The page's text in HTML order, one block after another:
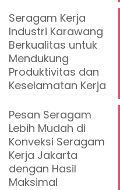
Seragam Kerja
Industri Karawang
Berkualitas untuk
Mendukung
Produktivitas dan
Keselamatan Kerja
Pesan Seragam
Lebih Mudah di
Konveksi Seragam
Kerja Jakarta
dengan Hasil
Maksimal